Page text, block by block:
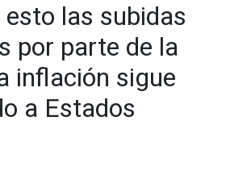
esto las subidas
por parte de la
inflación sigue
a Estados